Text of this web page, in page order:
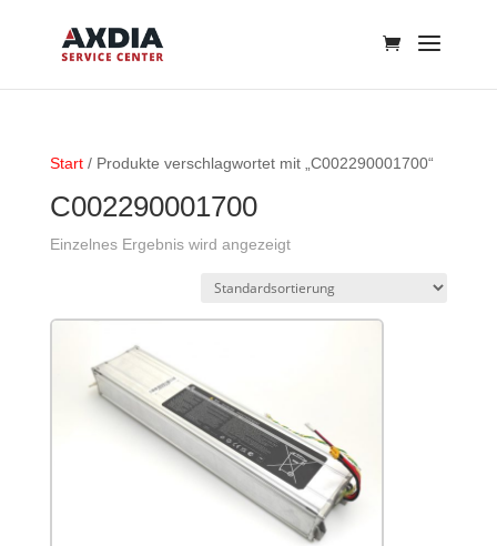
Start/ Produkte verschlagwortet mit „C002290001700“
C002290001700
Einzelnes Ergebnis wird angezeigt